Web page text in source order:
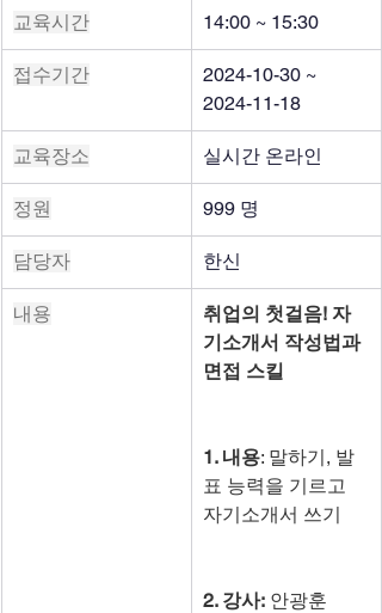
교육시간 14:00 ~ 15:30
접수기간
2024-10-30 ~
2024-11-18
교육장소 실시간 온라인
정원 999 명
담당자 한신
내용
취업의 첫걸음! 자
기소개서 작성법과
면접 스킬
1. 내용: 말하기, 발
표 능력을 기르고
자기소개서 쓰기
2. 강사: 안광훈